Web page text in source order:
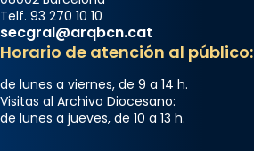
Telf. 93 270 10 10
secgral@arqbcn.cat
Horario de atención al público:
de lunes a viernes, de 9 a 14 h.
Visitas al Archivo Diocesano:
de lunes a jueves, de 10 a 13 h.